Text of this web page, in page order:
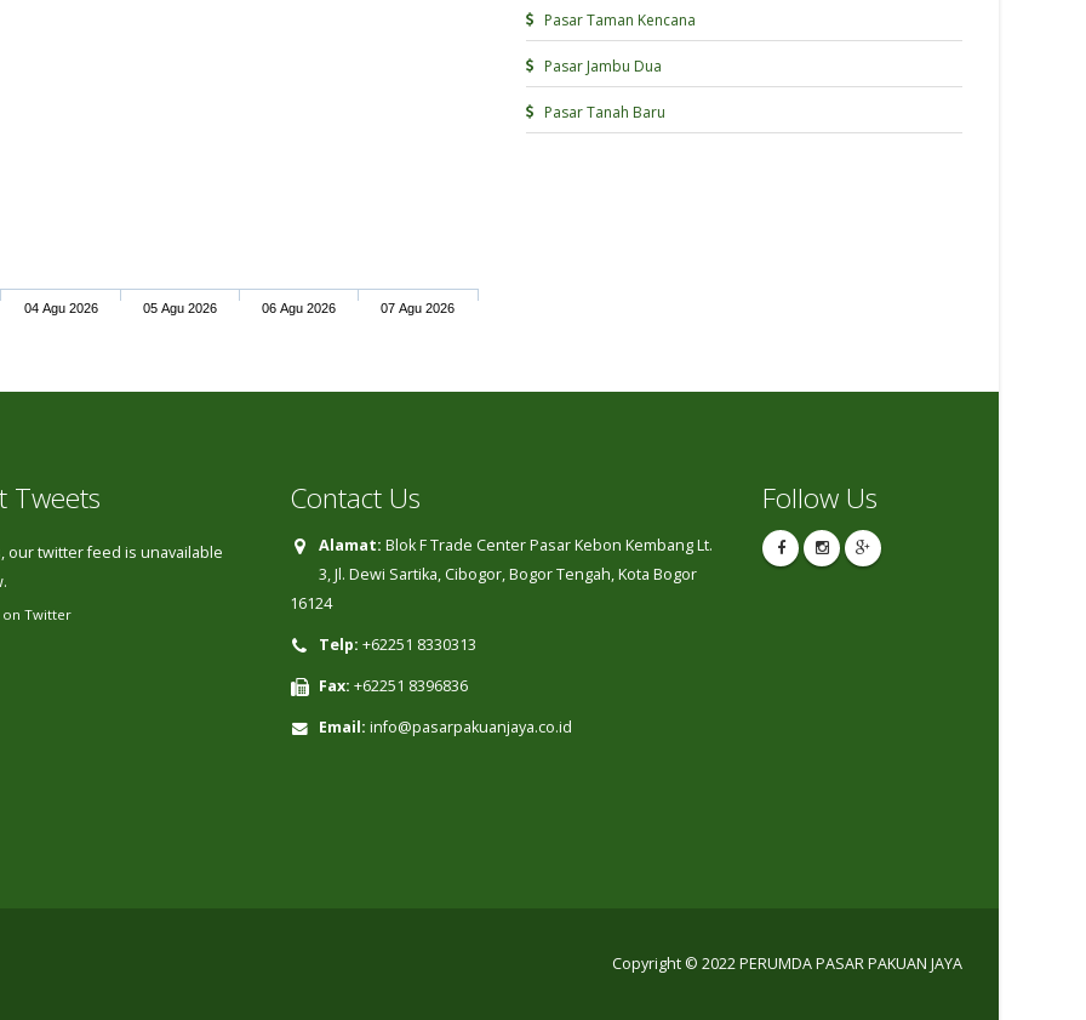
04 Agu 2026 05 Agu 2026 06 Agu 2026 07 Agu 2026
Pasar Taman Kencana
Pasar Jambu Dua
Pasar Tanah Baru
Tweets
our twitter feed is unavailable
on Twitter
Contact Us
Alamat: Blok F Trade Center Pasar Kebon Kembang Lt.
3, Jl. Dewi Sartika, Cibogor, Bogor Tengah, Kota Bogor
16124
Telp: +62251 8330313
Fax: +62251 8396836
Email: info@pasarpakuanjaya.co.id
Follow Us
Copyright © 2022 PERUMDA PASAR PAKUAN JAYA